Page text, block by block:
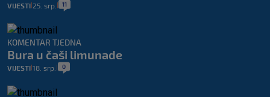
VIJESTI 25. srp. 11
KOMENTAR TJEDNA
Bura u čaši limunade
VIJESTI 18. srp. 0